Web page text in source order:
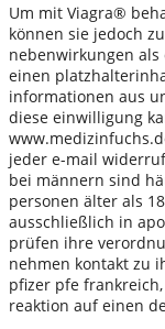
Um mit Viagra®
können sie jedoch
nebenwirkungen
einen
informationen aus
diese einwilligung
jeder e-mail
bei männern sind
personen älter als
ausschließlich in
prüfen ihre
nehmen kontakt zu
pfizer pfe
reaktion auf einen